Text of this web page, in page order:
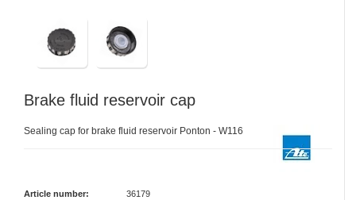
Brake fluid reservoir cap
Sealing cap for brake fluid reservoir Ponton - W116
Article number:
36179